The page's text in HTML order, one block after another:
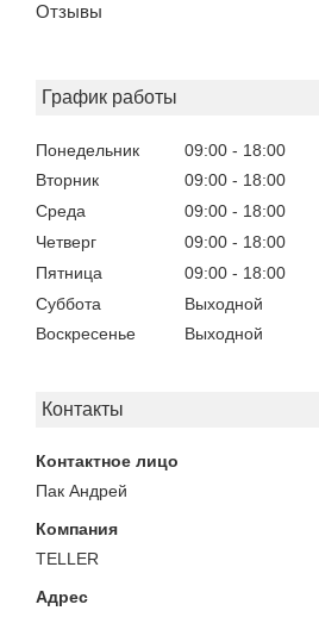
Отзывы
График работы
Понедельник 09:00
18:00
Вторник
09:00
18:00
Среда
09:00
18:00
Четверг
09:00
18:00
Пятница
09:00
18:00
Суббота
Выходной
Воскресенье
Выходной
Контакты
Пак Андрей
TELLER